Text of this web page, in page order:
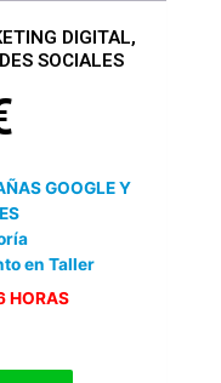
DIGITAL,
SOCIALES
GOOGLE Y
en Taller
HORAS
producto